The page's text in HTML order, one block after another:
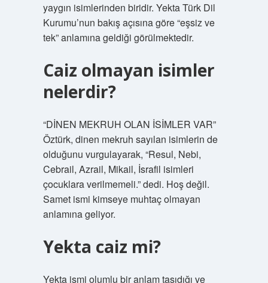
yaygın isimlerinden biridir. Yekta Türk Dil
Kurumu’nun bakış açısına göre “eşsiz ve
tek” anlamına geldiği görülmektedir.
Caiz olmayan isimler
nelerdir?
“DİNEN MEKRUH OLAN İSİMLER VAR”
Öztürk, dinen mekruh sayılan isimlerin de
olduğunu vurgulayarak, “Resul, Nebi,
Cebrail, Azrail, Mikail, İsrafil isimleri
çocuklara verilmemeli.” dedi. Hoş değil.
Samet ismi kimseye muhtaç olmayan
anlamına geliyor.
Yekta caiz mi?
Yekta ismi olumlu bir anlam taşıdığı ve